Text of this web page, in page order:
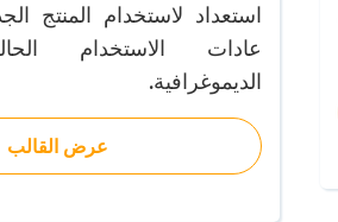
استعداد لاستخدام المنتج
عادات الاستخدام
الديموغرافية.
عرض القالب